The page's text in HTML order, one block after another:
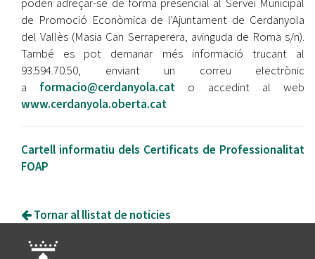
de Promoció Econòmica de l'Ajuntament de Cerdanyola
del Vallès (Masia Can Serraperera, avinguda de Roma s/n).
També es pot demanar més informació trucant al
93.594.70.50, enviant un correu electrònic
a formacio@cerdanyola.cat o accedint al web
www.cerdanyola.oberta.cat
Cartell informatiu dels Certificats de Professionalitat
FOAP
Tornar al llistat de noticies